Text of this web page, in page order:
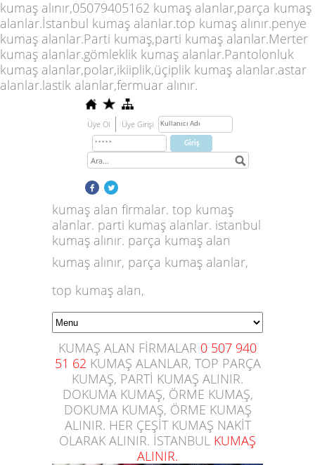
kumaş alınır,05079405162 kumaş alanlar,parça kumaş
alanlar.İstanbul kumaş alanlar.top kumaş alınır.penye
kumaş alanlar.Parti kumaş,parti kumaş alanlar.Merter
kumaş alanlar.gömleklik kumaş alanlar.Pantolonluk
kumaş alanlar,polar,ikiiplik,üçiplik kumaş alanlar.astar
alanlar.lastik alanlar,fermuar alınır.
Üye Ol Üye Girişi
kumaş alan firmalar. top kumaş
alanlar. parti kumaş alanlar. istanbul
kumaş alınır. parça kumaş alan
kumaş alınır, parça kumaş alanlar,
top kumaş alan,
KUMAŞ ALAN FİRMALAR 0 507 940
51 62 KUMAŞ ALANLAR, TOP PARÇA
KUMAŞ, PARTİ KUMAŞ ALINIR.
DOKUMA KUMAŞ, ÖRME KUMAŞ,
DOKUMA KUMAŞ, ÖRME KUMAŞ
ALINIR. HER ÇEŞİT KUMAŞ NAKİT
OLARAK ALINIR. İSTANBUL KUMAŞ
ALINIR.